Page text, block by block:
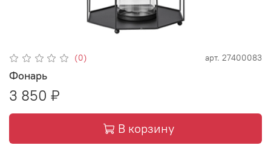
(0) арт. 27400083
Фонарь
3 850 ₽
В корзину